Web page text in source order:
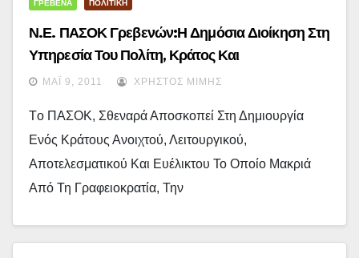
ΓΡΕΒΕΝΑ ΠΟΛΙΤΙΚΗ
Ν.Ε. ΠΑΣΟΚ Γρεβενών:Η Δημόσια Διοίκηση Στη
Υπηρεσία Του Πολίτη, Κράτος Και
Αποκέντρωση, Αυτοδιοίκηση, Ηλεκτρονική
ΜΆΙ 9, 2011 ΧΡΉΣΤΟΣ ΜΊΜΗΣ
Tο ΠΑΣΟΚ, Σθεναρά Αποσκοπεί Στη Δημιουργία
Ενός Κράτους Ανοιχτού, Λειτουργικού,
Αποτελεσματικού Και Ευέλικτου Το Οποίο Μακριά
Από Τη Γραφειοκρατία, Την